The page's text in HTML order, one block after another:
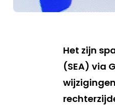
Het zijn
(SEA) via